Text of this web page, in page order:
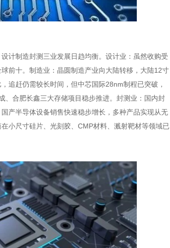
制造封测三业发展日趋均衡。设计业：虽然收购受
前十。制造业：晶圆制造产业向大陆转移，大陆12寸
追赶仍需较长时间，但中芯国际28nm制程已突破，
、合肥长鑫三大存储项目稳步推进。封测业：国内封
产半导体设备销售快速稳步增长，多种产品实现从无
小尺寸硅片、光刻胶、CMP材料、溅射靶材等领域已